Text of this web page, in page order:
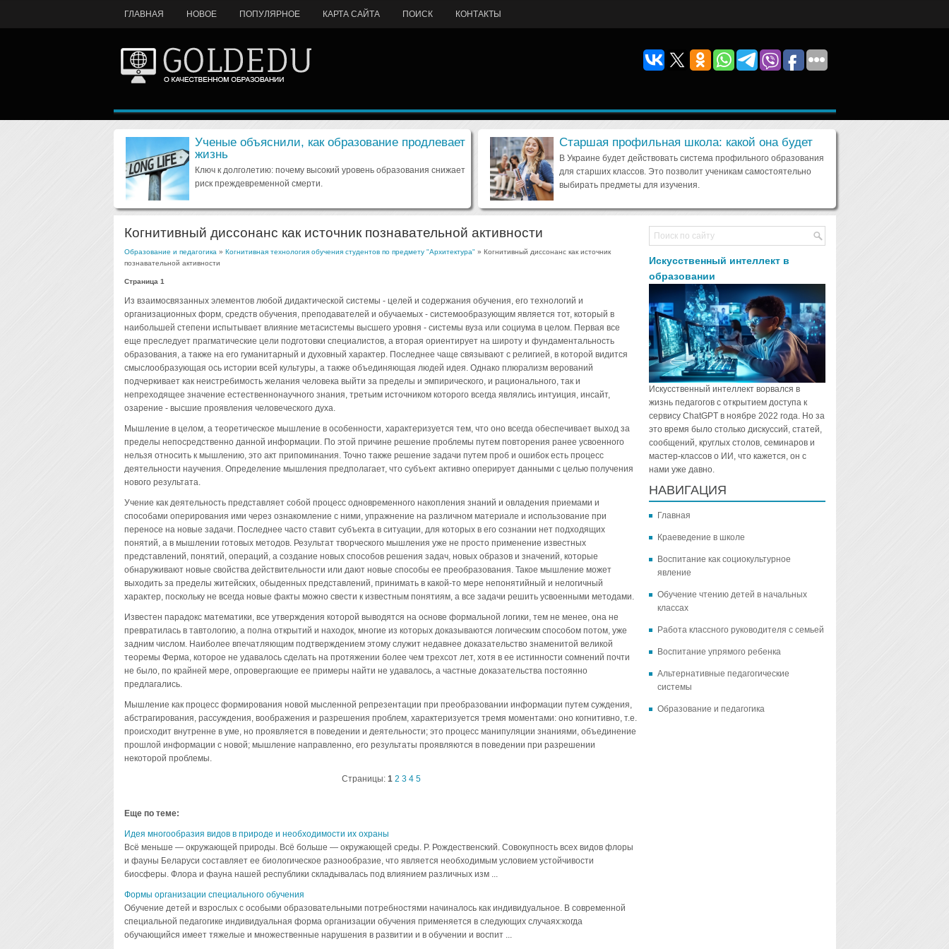
ГЛАВНАЯ НОВОЕ ПОПУЛЯРНОЕ КАРТА САЙТА ПОИСК КОНТАКТЫ
Ученые объяснили, как образование продлевает
жизнь
Ключ к долголетию: почему высокий уровень образования снижает
риск преждевременной смерти.
Старшая профильная школа: какой она будет
В Украине будет действовать система профильного образования
для старших классов. Это позволит ученикам самостоятельно
выбирать предметы для изучения.
Когнитивный диссонанс как источник познавательной активности
Образование и педагогика » Когнитивная технология обучения студентов по предмету "Архитектура" » Когнитивный диссонанс как источник
познавательной активности
Страница 1
Из взаимосвязанных элементов любой дидактической системы - целей и содержания обучения, его технологий и
организационных форм, средств обучения, преподавателей и обучаемых - системообразующим является тот, который в
наибольшей степени испытывает влияние метасистемы высшего уровня - системы вуза или социума в целом. Первая все
еще преследует прагматические цели подготовки специалистов, а вторая ориентирует на широту и фундаментальность
образования, а также на его гуманитарный и духовный характер. Последнее чаще связывают с религией, в которой видится
смыслообразующая ось истории всей культуры, а также объединяющая людей идея. Однако плюрализм верований
подчеркивает как неистребимость желания человека выйти за пределы и эмпирического, и рационального, так и
непреходящее значение естественнонаучного знания, третьим источником которого всегда являлись интуиция, инсайт,
озарение - высшие проявления человеческого духа.
Мышление в целом, а теоретическое мышление в особенности, характеризуется тем, что оно всегда обеспечивает выход за
пределы непосредственно данной информации. По этой причине решение проблемы путем повторения ранее усвоенного
нельзя относить к мышлению, это акт припоминания. Точно также решение задачи путем проб и ошибок есть процесс
деятельности научения. Определение мышления предполагает, что субъект активно оперирует данными с целью получения
нового результата.
Учение как деятельность представляет собой процесс одновременного накопления знаний и овладения приемами и
способами оперирования ими через ознакомление с ними, упражнение на различном материале и использование при
переносе на новые задачи. Последнее часто ставит субъекта в ситуации, для которых в его сознании нет подходящих
понятий, а в мышлении готовых методов. Результат творческого мышления уже не просто применение известных
представлений, понятий, операций, а создание новых способов решения задач, новых образов и значений, которые
обнаруживают новые свойства действительности или дают новые способы ее преобразования. Такое мышление может
выходить за пределы житейских, обыденных представлений, принимать в какой-то мере непонятийный и нелогичный
характер, поскольку не всегда новые факты можно свести к известным понятиям, а все задачи решить усвоенными методами.
Известен парадокс математики, все утверждения которой выводятся на основе формальной логики, тем не менее, она не
превратилась в тавтологию, а полна открытий и находок, многие из которых доказываются логическим способом потом, уже
задним числом. Наиболее впечатляющим подтверждением этому служит недавнее доказательство знаменитой великой
теоремы Ферма, которое не удавалось сделать на протяжении более чем трехсот лет, хотя в ее истинности сомнений почти
не было, по крайней мере, опровергающие ее примеры найти не удавалось, а частные доказательства постоянно
предлагались.
Мышление как процесс формирования новой мысленной репрезентации при преобразовании информации путем суждения,
абстрагирования, рассуждения, воображения и разрешения проблем, характеризуется тремя моментами: оно когнитивно, т.е.
происходит внутренне в уме, но проявляется в поведении и деятельности; это процесс манипуляции знаниями, объединение
прошлой информации с новой; мышление направленно, его результаты проявляются в поведении при разрешении
некоторой проблемы.
Страницы: 1 2 3 4 5
Еще по теме:
Идея многообразия видов в природе и необходимости их охраны
Всё меньше — окружающей природы. Всё больше — окружающей среды. Р. Рождественский. Совокупность всех видов флоры
и фауны Беларуси составляет ее биологическое разнообразие, что является необходимым условием устойчивости
биосферы. Флора и фауна нашей республики складывалась под влиянием различных изм ...
Формы организации специального обучения
Обучение детей и взрослых с особыми образовательными потребностями начиналось как индивидуальное. В современной
специальной педагогике индивидуальная форма организации обучения применяется в следующих случаях:когда
обучающийся имеет тяжелые и множественные нарушения в развитии и в обучении и воспит ...
Искусственный интеллект в
образовании
Искусственный интеллект ворвался в
жизнь педагогов с открытием доступа к
сервису ChatGPT в ноябре 2022 года. Но за
это время было столько дискуссий, статей,
сообщений, круглых столов, семинаров и
мастер-классов о ИИ, что кажется, он с
нами уже давно.
НАВИГАЦИЯ
Главная
Краеведение в школе
Воспитание как социокультурное
явление
Обучение чтению детей в начальных
классах
Работа классного руководителя с семьей
Воспитание упрямого ребенка
Альтернативные педагогические
системы
Образование и педагогика